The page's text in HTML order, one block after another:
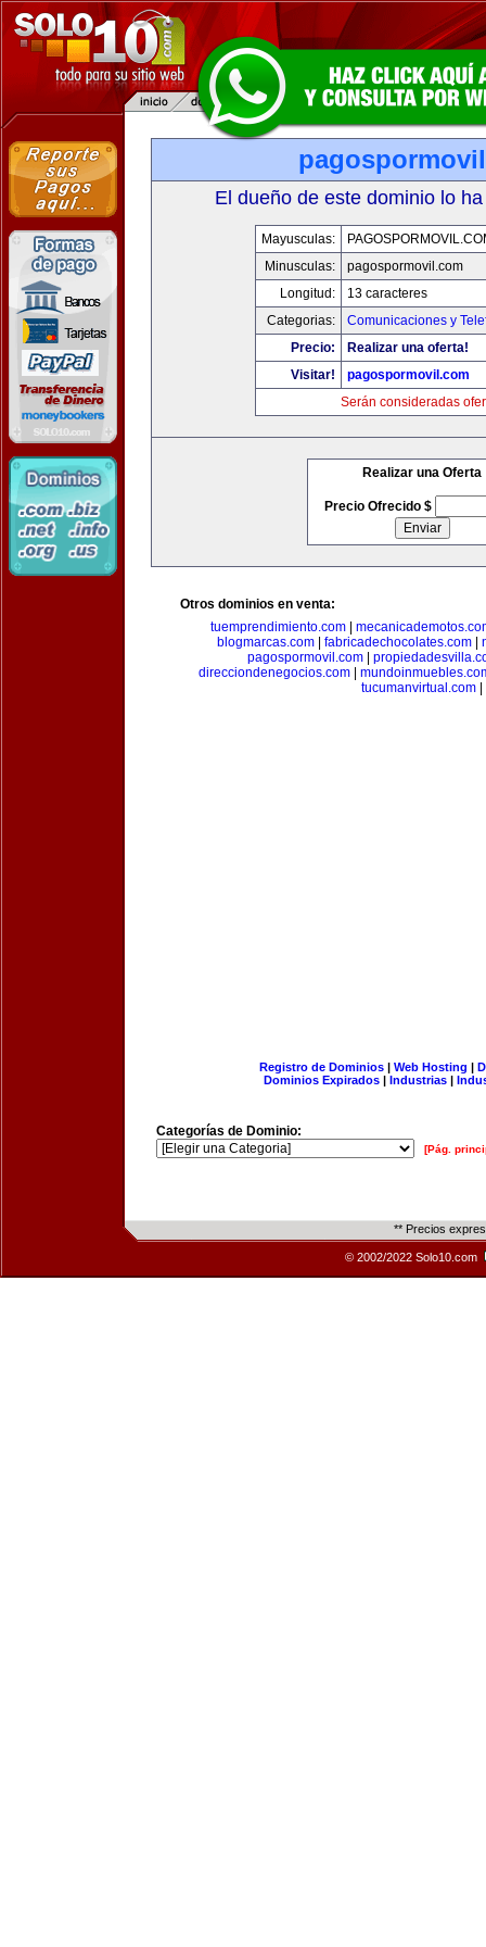
El dueño de este dominio lo
Mayusculas:
Minusculas:
pagospormovil.com
Longitud:
13 caracteres
Categorias:
Comunicaciones y
Precio:
Realizar una oferta!
Visitar!
pagospormovil.com
Serán consideradas
Realizar una Oferta
Precio Ofrecido $
Otros dominios en venta:
tuemprendimiento.com
blogmarcas.com
fabricadechocolates.com
pagospormovil.com
direcciondenegocios.com
tucumanvirtual.com
Registro de Dominios| Web Hosting |
Dominios Expirados | Industrias |
Categorías de Dominio:
[Pág.
** Precios
© 2002/2022 Solo10.com